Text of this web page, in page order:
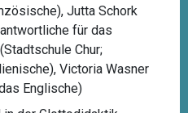
Jutta Schork
für das
Chur;
Victoria Wasner
Englische)